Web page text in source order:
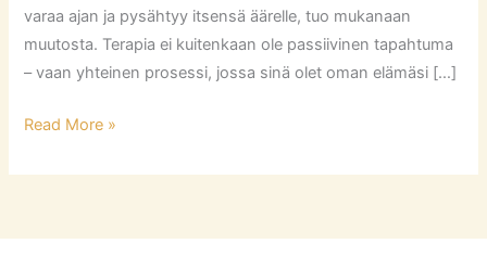
varaa ajan ja pysähtyy itsensä äärelle, tuo mukanaan
muutosta. Terapia ei kuitenkaan ole passiivinen tapahtuma
– vaan yhteinen prosessi, jossa sinä olet oman elämäsi […]
Read More »